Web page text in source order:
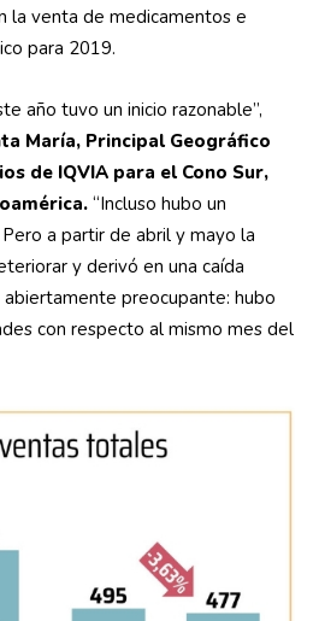
la venta de medicamentos e
para 2019.
año tuvo un inicio razonable”,
María, Principal Geográfico
de IQVIA para el Cono Sur,
“Incluso hubo un
a partir de abril y mayo la
y derivó en una caída
preocupante: hubo
con respecto al mismo mes del